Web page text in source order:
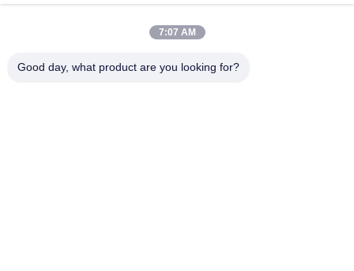
JM 23 মালাইট আইসোলেশন স্পেশাল brick for Lime Furnace And High
Thermal Tunnel Furnace JM 23 মালাইট আইসোলেশন স্পেশাল brick for
7:07 AM
Good day, what product are you looking for?